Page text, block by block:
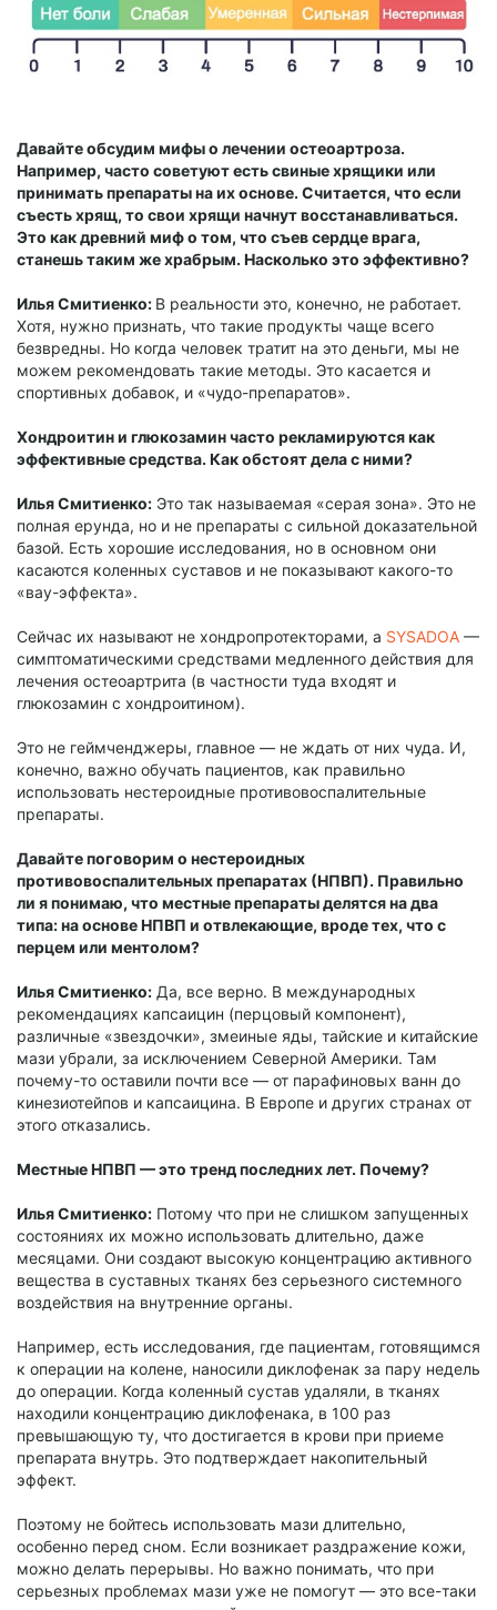
Давайте обсудим мифы о лечении остеоартроза.
Например, часто советуют есть свиные хрящики или
принимать препараты на их основе. Считается, что если
съесть хрящ, то свои хрящи начнут восстанавливаться.
Это как древний миф о том, что съев сердце врага,
станешь таким же храбрым. Насколько это эффективно?
Илья Смитиенко: В реальности это, конечно, не работает.
Хотя, нужно признать, что такие продукты чаще всего
безвредны. Но когда человек тратит на это деньги, мы не
можем рекомендовать такие методы. Это касается и
спортивных добавок, и «чудо-препаратов».
Хондроитин и глюкозамин часто рекламируются как
эффективные средства. Как обстоят дела с ними?
Илья Смитиенко: Это так называемая «серая зона». Это не
полная ерунда, но и не препараты с сильной доказательной
базой. Есть хорошие исследования, но в основном они
касаются коленных суставов и не показывают какого-то
«вау-эффекта».
Сейчас их называют не хондропротекторами, а SYSADOA —
симптоматическими средствами медленного действия для
лечения остеоартрита (в частности туда входят и
глюкозамин с хондроитином).
Это не геймченджеры, главное — не ждать от них чуда. И,
конечно, важно обучать пациентов, как правильно
использовать нестероидные противовоспалительные
препараты.
Давайте поговорим о нестероидных
противовоспалительных препаратах (НПВП). Правильно
ли я понимаю, что местные препараты делятся на два
типа: на основе НПВП и отвлекающие, вроде тех, что с
перцем или ментолом?
Илья Смитиенко: Да, все верно. В международных
рекомендациях капсаицин (перцовый компонент),
различные «звездочки», змеиные яды, тайские и китайские
мази убрали, за исключением Северной Америки. Там
почему-то оставили почти все — от парафиновых ванн до
кинезиотейпов и капсаицина. В Европе и других странах от
этого отказались.
Местные НПВП — это тренд последних лет. Почему?
Илья Смитиенко: Потому что при не слишком запущенных
состояниях их можно использовать длительно, даже
месяцами. Они создают высокую концентрацию активного
вещества в суставных тканях без серьезного системного
воздействия на внутренние органы.
Например, есть исследования, где пациентам, готовящимся
к операции на колене, наносили диклофенак за пару недель
до операции. Когда коленный сустав удаляли, в тканях
находили концентрацию диклофенака, в 100 раз
превышающую ту, что достигается в крови при приеме
препарата внутрь. Это подтверждает накопительный
эффект.
Поэтому не бойтесь использовать мази длительно,
особенно перед сном. Если возникает раздражение кожи,
можно делать перерывы. Но важно понимать, что при
серьезных проблемах мази уже не помогут — это все-таки